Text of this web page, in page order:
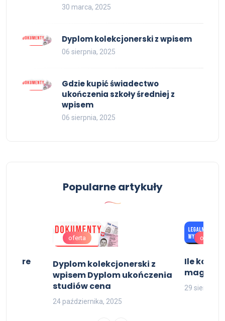
30 marca, 2025
Dyplom kolekcjonerski z wpisem
06 sierpnia, 2025
Gdzie kupić świadectwo
ukończenia szkoły średniej z
wpisem
06 sierpnia, 2025
Popularne artykuły
oferta
Dyplom kolekcjonerski z
wpisem Dyplom ukończenia
studiów cena
24 października, 2025
oferta
Ile
magistra
29 sierpnia,